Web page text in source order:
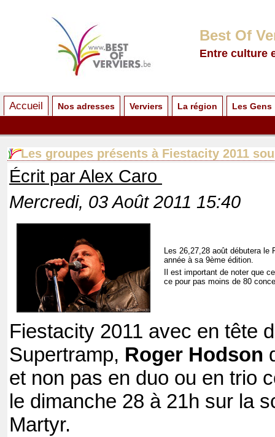
Best Of
Entre culture
Accueil Nos adresses Verviers La région Les Gens
Les groupes présents à Fiestacity 2011
Écrit par Alex Caro
Mercredi, 03 Août 2011 15:40
Les 26,27,28 août débutera
année à sa 9ème édition.
Il est important de noter que
ce pour pas moins de 80
Fiestacity 2011 avec en tête
Supertramp, Roger Hodson
et non pas en duo ou en trio
le dimanche 28 à 21h sur la
Martyr.